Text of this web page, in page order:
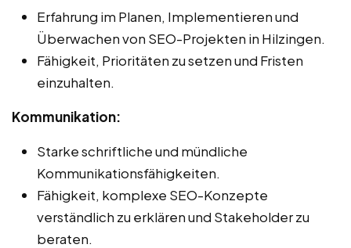
Erfahrung im Planen, Implementieren und
Überwachen von SEO-Projekten in Hilzingen.
Fähigkeit, Prioritäten zu setzen und Fristen
einzuhalten.
Kommunikation:
Starke schriftliche und mündliche
Kommunikationsfähigkeiten.
Fähigkeit, komplexe SEO-Konzepte
verständlich zu erklären und Stakeholder zu
beraten.